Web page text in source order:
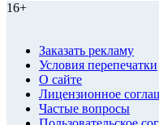
16+
Заказать рекламу
Условия перепечатки
О сайте
Лицензионное
Частые вопросы